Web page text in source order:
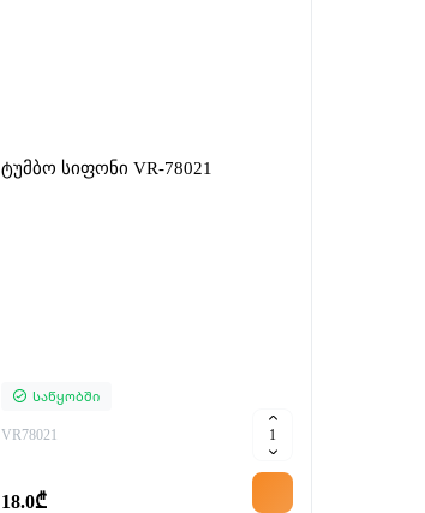
ტუმბო სიფონი VR-78021
Საწყობში
VR78021
18.0₾